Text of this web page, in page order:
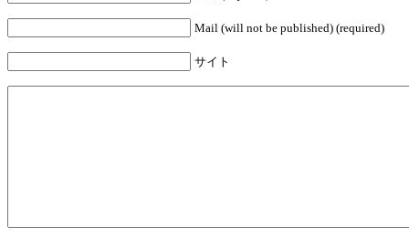
Mail (will not be published) (required)
サイト